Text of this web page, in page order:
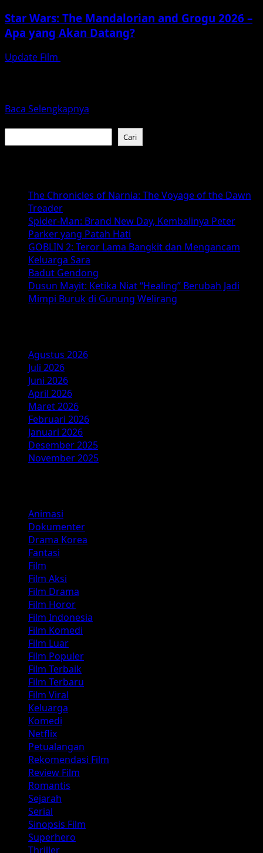
Star Wars: The Mandalorian and Grogu 2026 –
Apa yang Akan Datang?
Update Film
Baca Selengkapnya
Star
and
2026
–
Apa
yang
Akan
Datang?
Cari
The Chronicles of Narnia: The Voyage of the Dawn
Treader
Spider-Man: Brand New Day, Kembalinya Peter
Parker yang Patah Hati
GOBLIN 2: Teror Lama Bangkit dan Mengancam
Keluarga Sara
Badut Gendong
Dusun Mayit: Ketika Niat “Healing” Berubah Jadi
Mimpi Buruk di Gunung Welirang
Agustus 2026
Juli 2026
Juni 2026
April 2026
Maret 2026
Februari 2026
Januari 2026
Desember 2025
November 2025
Animasi
Dokumenter
Drama Korea
Fantasi
Film
Film Aksi
Film Drama
Film Horor
Film Indonesia
Film Komedi
Film Luar
Film Populer
Film Terbaik
Film Terbaru
Film Viral
Keluarga
Komedi
Netflix
Petualangan
Rekomendasi Film
Review Film
Romantis
Sejarah
Serial
Sinopsis Film
Superhero
Thriller